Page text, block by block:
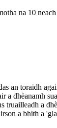
na 10
an toraidh
a dhèanamh
truailleadh a
a bhith a